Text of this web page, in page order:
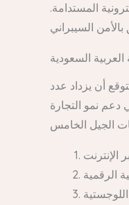
المستدامة.
السعودية
أن يزداد عدد
الرقمي، ستساهم في دعم نمو التجارة